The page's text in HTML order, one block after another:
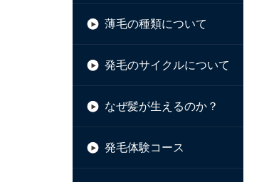
薄毛の種類について
発毛のサイクルについて
なぜ髪が生えるのか？
発毛体験コース